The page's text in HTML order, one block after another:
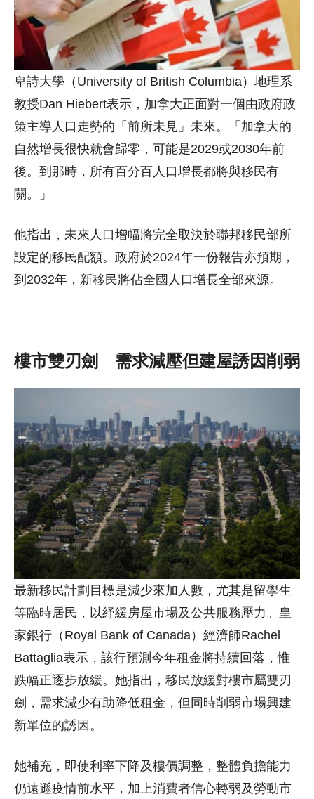
卑詩大學（University of British Columbia） 地理系
教授Dan Hiebert表示，加拿大正面對一個由政府政
策主導人口走勢的「前所未見」未來。「加拿大的
自然增長很快就會歸零，可能是2029或2030年前
後。到那時，所有百分百人口增長都將與移民有
關。」
他指出，未來人口增幅將完全取決於聯邦移民部所
設定的移民配額。政府於2024年一份報告亦預期，
到2032年，新移民將佔全國人口增長全部來源。
樓市雙刃劍 需求減壓但建屋誘因削弱
最新移民計劃目標是減少來加人數，尤其是留學生
等臨時居民，以紓緩房屋市場及公共服務壓力。皇
家銀行（ Royal Bank of Canada） 經濟師Rachel
Battaglia表示，該行預測今年租金將持續回落，惟
跌幅正逐步放緩。她指出，移民放緩對樓市屬雙刃
劍，需求減少有助降低租金，但同時削弱市場興建
新單位的誘因。
她補充，即使利率下降及樓價調整，整體負擔能力
仍遠遜疫情前水平，加上消費者信心轉弱及勞動市